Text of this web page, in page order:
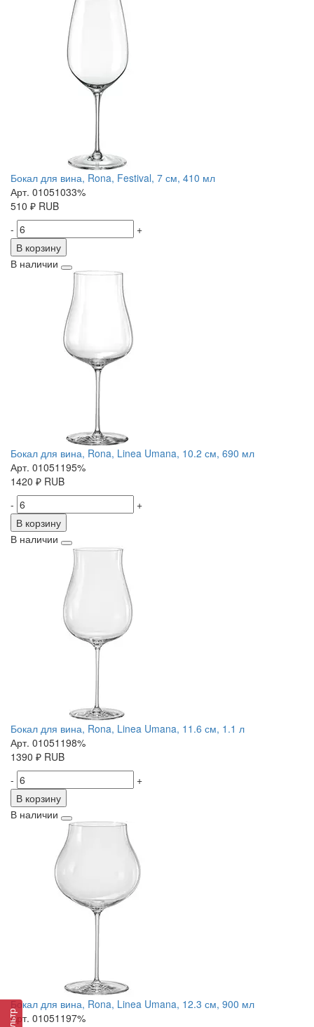
Бокал для вина, Rona, Festival, 7 см, 410 мл
Арт. 01051033%
510 ₽ RUB
-
+
В корзину
В наличии
Бокал для вина, Rona, Linea Umana, 10.2 см, 690 мл
Арт. 01051195%
1420 ₽ RUB
-
+
В корзину
В наличии
Бокал для вина, Rona, Linea Umana, 11.6 см, 1.1 л
Арт. 01051198%
1390 ₽ RUB
-
+
В корзину
В наличии
Бокал для вина, Rona, Linea Umana, 12.3 см, 900 мл
Арт. 01051197%